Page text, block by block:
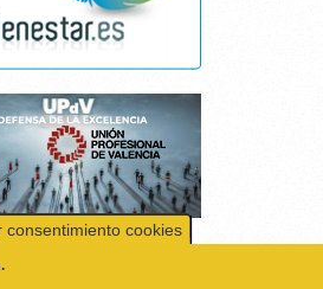
cookies
se usan para personalizar el contenido y los